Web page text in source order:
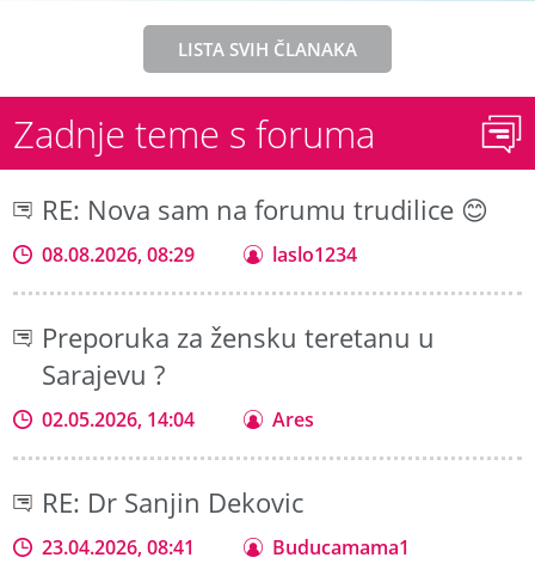
LISTA SVIH ČLANAKA
Zadnje teme s foruma
RE: Nova sam na forumu trudilice 😊
08.08.2026, 08:29 laslo1234
Preporuka za žensku teretanu u
Sarajevu ?
02.05.2026, 14:04 Ares
RE: Dr Sanjin Dekovic
23.04.2026, 08:41 Buducamama1